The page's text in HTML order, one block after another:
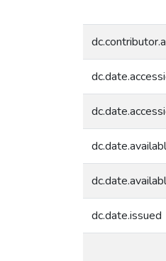
dc.date.issued